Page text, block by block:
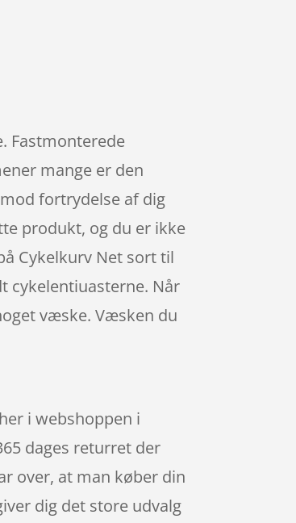
Fastmonterede
mange er den
fortrydelse af dig
produkt, og du er ikke
Cykelkurv Net sort til
cykelentiuasterne. Når
væske. Væsken du
i webshoppen i
dages returret der
over, at man køber din
dig det store udvalg